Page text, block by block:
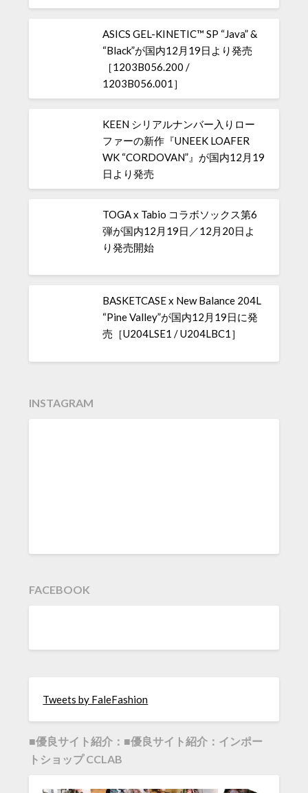
ASICS GEL-KINETIC™ SP “Java” &
“Black”が国内12月19日より発売
［1203B056.200 /
1203B056.001］
KEEN シリアルナンバー入りロー
ファーの新作『UNEEK LOAFER
WK “CORDOVAN”』が国内12月19
日より発売
TOGA x Tabio コラボソックス第6
弾が国内12月19日／12月20日よ
り発売開始
BASKETCASE x New Balance 204L
“Pine Valley”が国内12月19日に発
売［U204LSE1 / U204LBC1］
INSTAGRAM
FACEBOOK
Tweets by FaleFashion
■優良サイト紹介：■優良サイト紹介：インポー
トショップ CCLAB